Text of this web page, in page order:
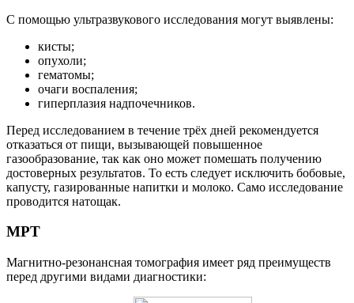
С помощью ультразвукового исследования могут выявлены:
кисты;
опухоли;
гематомы;
очаги воспаления;
гиперплазия надпочечников.
Перед исследованием в течение трёх дней рекомендуется
отказаться от пищи, вызывающей повышенное
газообразование, так как оно может помешать получению
достоверных результатов. То есть следует исключить бобовые,
капусту, газированные напитки и молоко. Само исследование
проводится натощак.
МРТ
Магнитно-резонансная томография имеет ряд преимуществ
перед другими видами диагностики: